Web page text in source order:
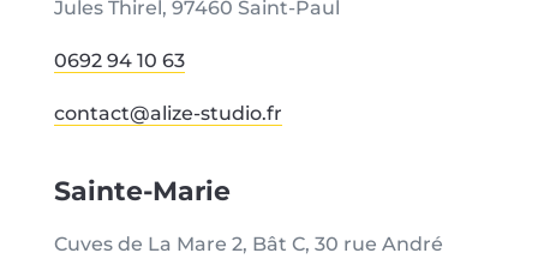
Jules Thirel, 97460 Saint-Paul
0692 94 10 63
contact@alize-studio.fr
Sainte-Marie
Cuves de La Mare 2, Bât C, 30 rue André